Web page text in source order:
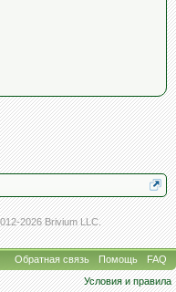
2026 Brivium LLC.
Обратная связь Помощь
FAQ
Условия и правила